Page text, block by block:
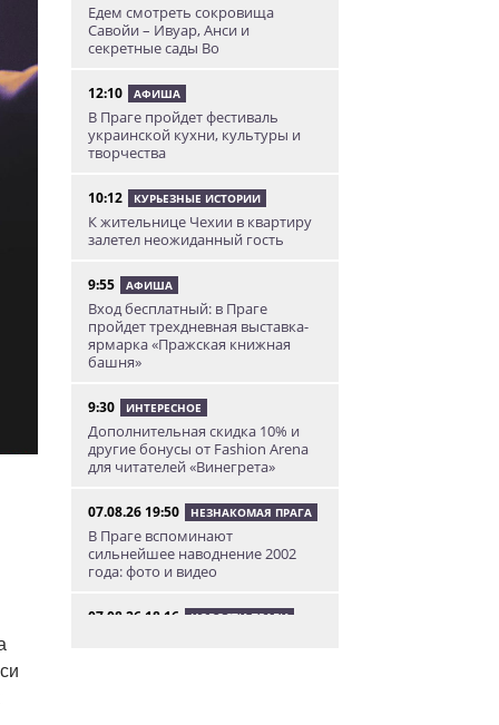
Едем смотреть сокровища
Савойи – Ивуар, Анси и
секретные сады Во
12:10 АФИША
В Праге пройдет фестиваль
украинской кухни, культуры и
творчества
10:12 КУРЬЕЗНЫЕ ИСТОРИИ
К жительнице Чехии в квартиру
залетел неожиданный гость
9:55 АФИША
Вход бесплатный: в Праге
пройдет трехдневная выставка-
ярмарка «Пражская книжная
башня»
9:30 ИНТЕРЕСНОЕ
Дополнительная скидка 10% и
другие бонусы от Fashion Arena
для читателей «Винегрета»
07.08.26 19:50 НЕЗНАКОМАЯ ПРАГА
В Праге вспоминают
сильнейшее наводнение 2002
года: фото и видео
07.08.26 18:16 НОВОСТИ ПРАГИ